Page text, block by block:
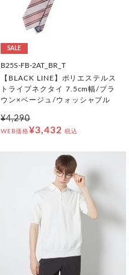
SALE
B25S-FB-2AT_BR_T
【BLACK LINE】ポリエステルス
トライプネクタイ 7.5cm幅/ブラ
ウン×ベージュ/ウォッシャブル
¥4,290
WEB価格¥3,432 税込